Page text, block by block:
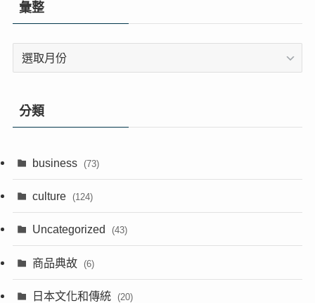
彙整
彙
分類
business (73)
culture (124)
Uncategorized (43)
商品典故 (6)
日本文化和傳統 (20)